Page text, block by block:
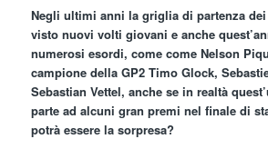
Negli ultimi anni la griglia di partenza
visto nuovi volti giovani e anche
numerosi esordi, come come Nelson
campione della GP2 Timo Glock,
Sebastian Vettel, anche se in realtà
parte ad alcuni gran premi nel finale di
potrà essere la sorpresa?